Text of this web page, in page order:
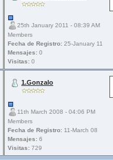
25th January 2011 - 08:39 AM
Members
Fecha de Registro: 25-January 11
Mensajes: 0
Visitas: 0
1.Gonzalo
11th March 2008 - 04:06 PM
Members
Fecha de Registro: 11-March 08
Mensajes: 6
Visitas: 729